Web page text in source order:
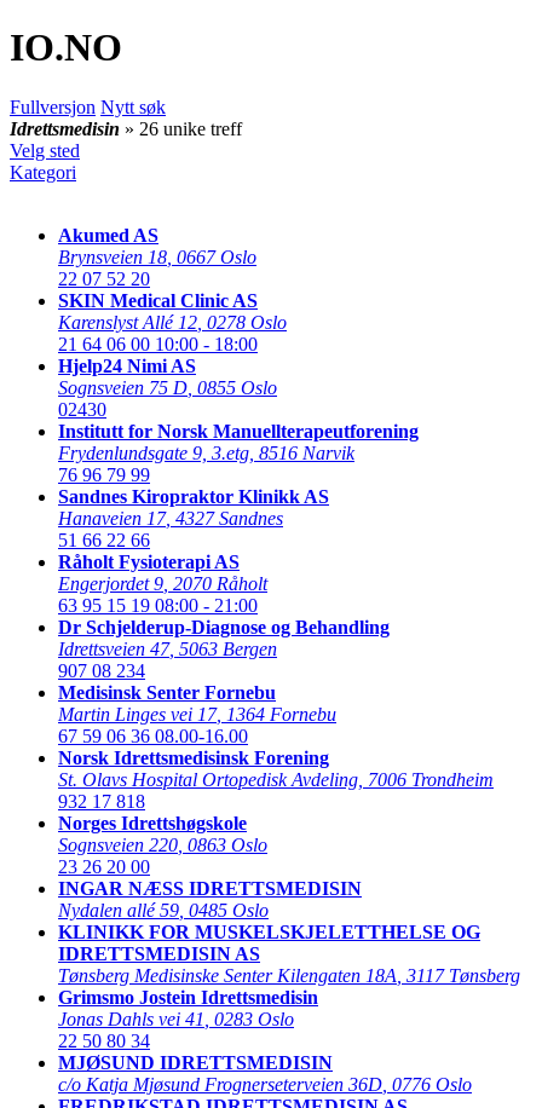
IO.NO
Fullversjon Nytt søk
Idrettsmedisin » 26 unike treff
Velg sted
Kategori
Akumed AS
Brynsveien 18 0667 Oslo
22 07 52 20
SKIN Medical Clinic AS
Karenslyst Allé 12 0278 Oslo
21 64 06 00 10:00 - 18:00
Hjelp24 Nimi AS
Sognsveien 75 D 0855 Oslo
02430
Institutt for Norsk Manuellterapeutforening
Frydenlundsgate 9, 3.etg 8516 Narvik
76 96 79 99
Sandnes Kiropraktor Klinikk AS
Hanaveien 17, 4327 Sandnes
51 66 22 66
Råholt Fysioterapi AS
Engerjordet 9 2070 Råholt
63 95 15 19 08:00 - 21:00
Dr Schjelderup-Diagnose og Behandling
Idrettsveien 47, 5063 Bergen
907 08 234
Medisinsk Senter Fornebu
Martin Linges vei 17, 1364 Fornebu
67 59 06 36 08.00-16.00
Norsk Idrettsmedisinsk Forening
St. Olavs Hospital Ortopedisk Avdeling 7006 Trondheim
932 17 818
Norges Idrettshøgskole
Sognsveien 220 0863 Oslo
23 26 20 00
INGAR NÆSS IDRETTSMEDISIN
Nydalen allé 59 0485 Oslo
KLINIKK FOR MUSKELSKJELETTHELSE OG
IDRETTSMEDISIN AS
Tønsberg Medisinske Senter Kilengaten 18A 3117 Tønsberg
Grimsmo Jostein Idrettsmedisin
Jonas Dahls vei 41 0283 Oslo
22 50 80 34
MJØSUND IDRETTSMEDISIN
c/o Katja Mjøsund Frognerseterveien 36D 0776 Oslo